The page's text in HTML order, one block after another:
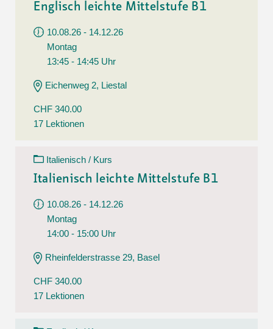
Englisch leichte Mittelstufe B1
10.08.26 - 14.12.26
Montag
13:45 - 14:45 Uhr
Eichenweg 2, Liestal
CHF 340.00
17 Lektionen
Italienisch / Kurs
Italienisch leichte Mittelstufe B1
10.08.26 - 14.12.26
Montag
14:00 - 15:00 Uhr
Rheinfelderstrasse 29, Basel
CHF 340.00
17 Lektionen